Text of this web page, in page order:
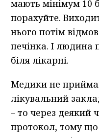
мають мінімум 10
порахуйте.
нього потім
печінка. І людина
біля лікарні.
Медики не
лікувальний
– то через деякий
протокол, тому